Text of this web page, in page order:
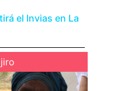
el Invias en La